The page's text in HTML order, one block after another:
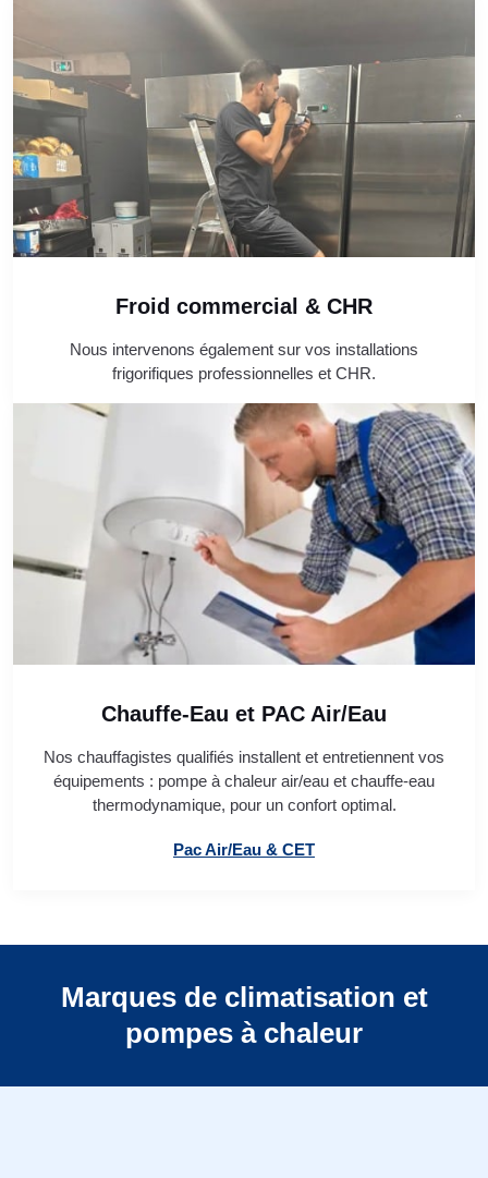
Froid commercial & CHR
Nous intervenons également sur vos installations
frigorifiques professionnelles et CHR.
Chauffe-Eau et PAC Air/Eau
Nos chauffagistes qualifiés installent et entretiennent vos
équipements : pompe à chaleur air/eau et chauffe-eau
thermodynamique, pour un confort optimal.
Pac Air/Eau & CET
Marques de climatisation et
pompes à chaleur